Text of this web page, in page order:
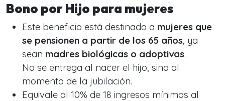
Bono por Hijo para mujeres
Este beneficio está destinado a mujeres que
se pensionen a partir de los 65 años, ya
sean madres biológicas o adoptivas.
No se entrega al nacer el hijo, sino al
momento de la jubilación.
Equivale al 10% de 18 ingresos mínimos al